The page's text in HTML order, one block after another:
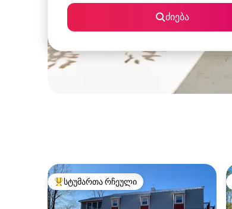
ძიება
სტუმართა რჩეული მოწინავე ვარიანტი
სტუმართა რჩეული